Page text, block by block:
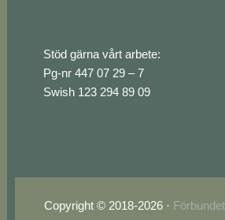
Stöd gärna vårt arbete:
Pg-nr 447 07 29 – 7
Swish 123 294 89 09
Copyright © 2018-2026 ·